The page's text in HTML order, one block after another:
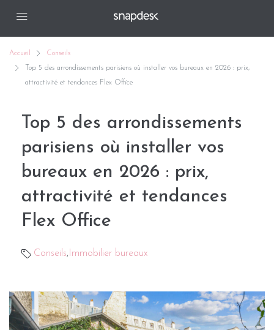
Accueil
Conseils
Top 5 des arrondissements parisiens où installer vos bureaux en 2026 : prix,
attractivité et tendances Flex Office
Top 5 des arrondissements
parisiens où installer vos
bureaux en 2026 : prix,
attractivité et tendances
Flex Office
Conseils, Immobilier bureaux